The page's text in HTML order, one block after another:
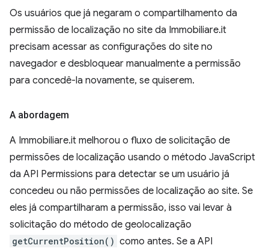
Os usuários que já negaram o compartilhamento da
permissão de localização no site da Immobiliare.it
precisam acessar as configurações do site no
navegador e desbloquear manualmente a permissão
para concedê-la novamente, se quiserem.
A abordagem
A Immobiliare.it melhorou o fluxo de solicitação de
permissões de localização usando o método JavaScript
da API Permissions para detectar se um usuário já
concedeu ou não permissões de localização ao site. Se
eles já compartilharam a permissão, isso vai levar à
solicitação do método de geolocalização
getCurrentPosition() como antes. Se a API